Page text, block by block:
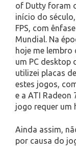
of Dutty foram
início do
FPS, com
Mundial. Na
hoje me lembro
um PC desktop
utilizei placas
estes jogos,
e a ATI Radeon
jogo requer
Ainda assim,
por causa do